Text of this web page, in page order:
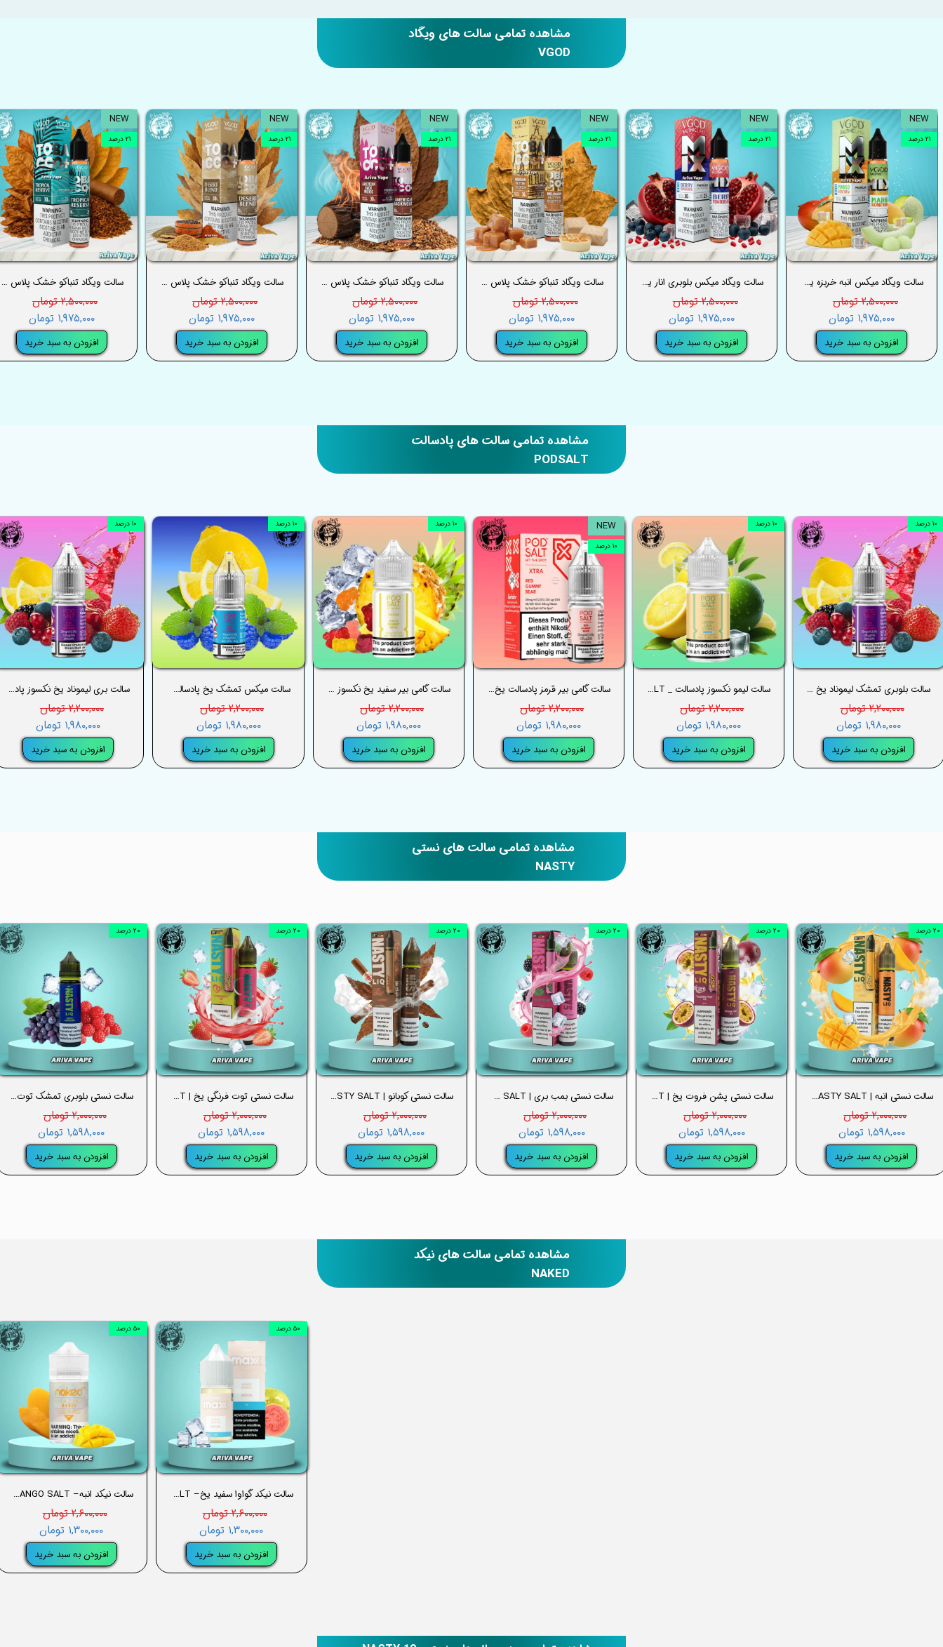
مشاهده تمامی سالت های ویگاد
VGOD
سالت ویگاد تنباکو خشک پلاس تروپیکال رزرو– VGOD TOBACCO PLUS TROPICAL RESERVE SALT
۲,۵۰۰,۰۰۰ تومان
۱,۹۷۵,۰۰۰ تومان
افزودن به سبد خرید
NEW
۲۱ درصد
سالت ویگاد تنباکو خشک پلاس دزرت بلند– VGOD TOBACCO PLUS DESERT BLEND SALT
۲,۵۰۰,۰۰۰ تومان
۱,۹۷۵,۰۰۰ تومان
افزودن به سبد خرید
NEW
۲۱ درصد
سالت ویگاد تنباکو خشک پلاس بک وود آمریکایی– VGOD TOBACCO PLUS AMERICAN BACKWOODS SALT
۲,۵۰۰,۰۰۰ تومان
۱,۹۷۵,۰۰۰ تومان
افزودن به سبد خرید
NEW
۲۱ درصد
سالت ویگاد تنباکو خشک پلاس باتراسکاچ بلژیکی – VGOD TOBACCO PLUS BELGIAN BUTTERSCOTCH SALT
۲,۵۰۰,۰۰۰ تومان
۱,۹۷۵,۰۰۰ تومان
افزودن به سبد خرید
NEW
۲۱ درصد
سالت ویگاد میکس بلوبری انار یخ – VGOD MIX ICED BERRY POMEGRANATE SALT
۲,۵۰۰,۰۰۰ تومان
۱,۹۷۵,۰۰۰ تومان
افزودن به سبد خرید
NEW
۲۱ درصد
سالت ویگاد میکس انبه خربزه یخ – VGOD MIX ICED MANGO HONEY DEW SALT
۲,۵۰۰,۰۰۰ تومان
۱,۹۷۵,۰۰۰ تومان
افزودن به سبد خرید
NEW
۲۱ درصد
مشاهده تمامی سالت های پادسالت
PODSALT
سالت بری لیموناد یخ نکسوز پادسالت _ PODSALT BERRY LEMONADE ICE NEXUS SALT
۲,۲۰۰,۰۰۰ تومان
۱,۹۸۰,۰۰۰ تومان
افزودن به سبد خرید
۱۰ درصد
سالت میکس تمشک یخ پادسالت _ PODSALT TRIPLE RASPBERRY ICE SALT
۲,۲۰۰,۰۰۰ تومان
۱,۹۸۰,۰۰۰ تومان
افزودن به سبد خرید
۱۰ درصد
سالت گامی بیر سفید یخ نکسوز پادسالت _ PODSALT WHITE GUMMY BEAR ICE EDITION NEXUS SALT
۲,۲۰۰,۰۰۰ تومان
۱,۹۸۰,۰۰۰ تومان
افزودن به سبد خرید
۱۰ درصد
سالت گامی بیر قرمز پادسالت یخ (پاستیل خرسی) _ PODSALT RED GUMMY BEAR ICE EDITION SALT
۲,۲۰۰,۰۰۰ تومان
۱,۹۸۰,۰۰۰ تومان
افزودن به سبد خرید
NEW
۱۰ درصد
سالت لیمو نکسوز پادسالت _ PODSALT LEMON LIME SORBET NEXUS SALT
۲,۲۰۰,۰۰۰ تومان
۱,۹۸۰,۰۰۰ تومان
افزودن به سبد خرید
۱۰ درصد
سالت بلوبری تمشک لیموناد یخ نکسوز پادسالت _ PODSALT BLUEBERRY BLACKCURRANTE LEMONADE ICE NEXUS SALT
۲,۲۰۰,۰۰۰ تومان
۱,۹۸۰,۰۰۰ تومان
افزودن به سبد خرید
۱۰ درصد
مشاهده تمامی سالت های نستی
NASTY
سالت نستی بلوبری تمشک توت فرنگی –NASTY BLUEBERRY RASPBERRY STRAWBERRY SALT
۲,۰۰۰,۰۰۰ تومان
۱,۵۹۸,۰۰۰ تومان
افزودن به سبد خرید
۲۰ درصد
سالت نستی توت فرنگی یخ | STRAWBERRY ICE NASTY SALT
۲,۰۰۰,۰۰۰ تومان
۱,۵۹۸,۰۰۰ تومان
افزودن به سبد خرید
۲۰ درصد
سالت نستی کوبانو | CUBANO NASTY SALT
۲,۰۰۰,۰۰۰ تومان
۱,۵۹۸,۰۰۰ تومان
افزودن به سبد خرید
۲۰ درصد
سالت نستی بمب بری | BERRY BOMB NASTY SALT
۲,۰۰۰,۰۰۰ تومان
۱,۵۹۸,۰۰۰ تومان
افزودن به سبد خرید
۲۰ درصد
سالت نستی پشن فروت یخ | PASSION FRUIT ICE NASTY SALT
۲,۰۰۰,۰۰۰ تومان
۱,۵۹۸,۰۰۰ تومان
افزودن به سبد خرید
۲۰ درصد
سالت نستی انبه | MANGO NASTY SALT
۲,۰۰۰,۰۰۰ تومان
۱,۵۹۸,۰۰۰ تومان
افزودن به سبد خرید
۲۰ درصد
مشاهده تمامی سالت های نیکد
NAKED
سالت نیکد انبه– NAKED MANGO SALT
۲,۶۰۰,۰۰۰ تومان
۱,۳۰۰,۰۰۰ تومان
افزودن به سبد خرید
۵۰ درصد
سالت نیکد گواوا سفید یخ– NAKED WHITE QUAVA ICE SALT
۲,۶۰۰,۰۰۰ تومان
۱,۳۰۰,۰۰۰ تومان
افزودن به سبد خرید
۵۰ درصد